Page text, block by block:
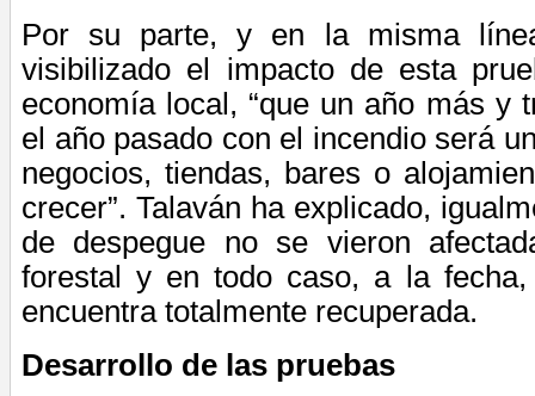
Por su parte, y en la misma
visibilizado el impacto de esta
economía local, “que un año más y
el año pasado con el incendio será
negocios, tiendas, bares o
crecer”. Talaván ha explicado,
de despegue no se vieron
forestal y en todo caso, a la
encuentra totalmente recuperada.
Desarrollo de las pruebas